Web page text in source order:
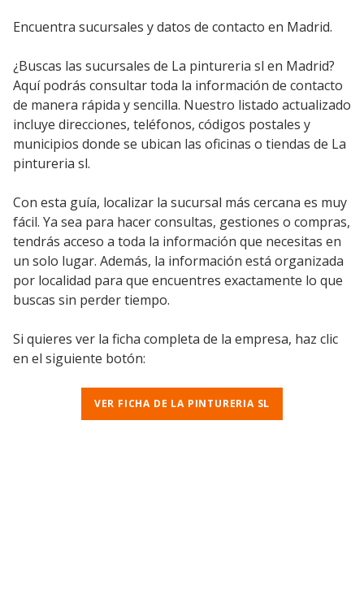
Encuentra sucursales y datos de contacto en Madrid.
¿Buscas las sucursales de La pintureria sl en Madrid?
Aquí podrás consultar toda la información de contacto
de manera rápida y sencilla. Nuestro listado actualizado
incluye direcciones, teléfonos, códigos postales y
municipios donde se ubican las oficinas o tiendas de La
pintureria sl.
Con esta guía, localizar la sucursal más cercana es muy
fácil. Ya sea para hacer consultas, gestiones o compras,
tendrás acceso a toda la información que necesitas en
un solo lugar. Además, la información está organizada
por localidad para que encuentres exactamente lo que
buscas sin perder tiempo.
Si quieres ver la ficha completa de la empresa, haz clic
en el siguiente botón:
VER FICHA DE LA PINTURERIA SL